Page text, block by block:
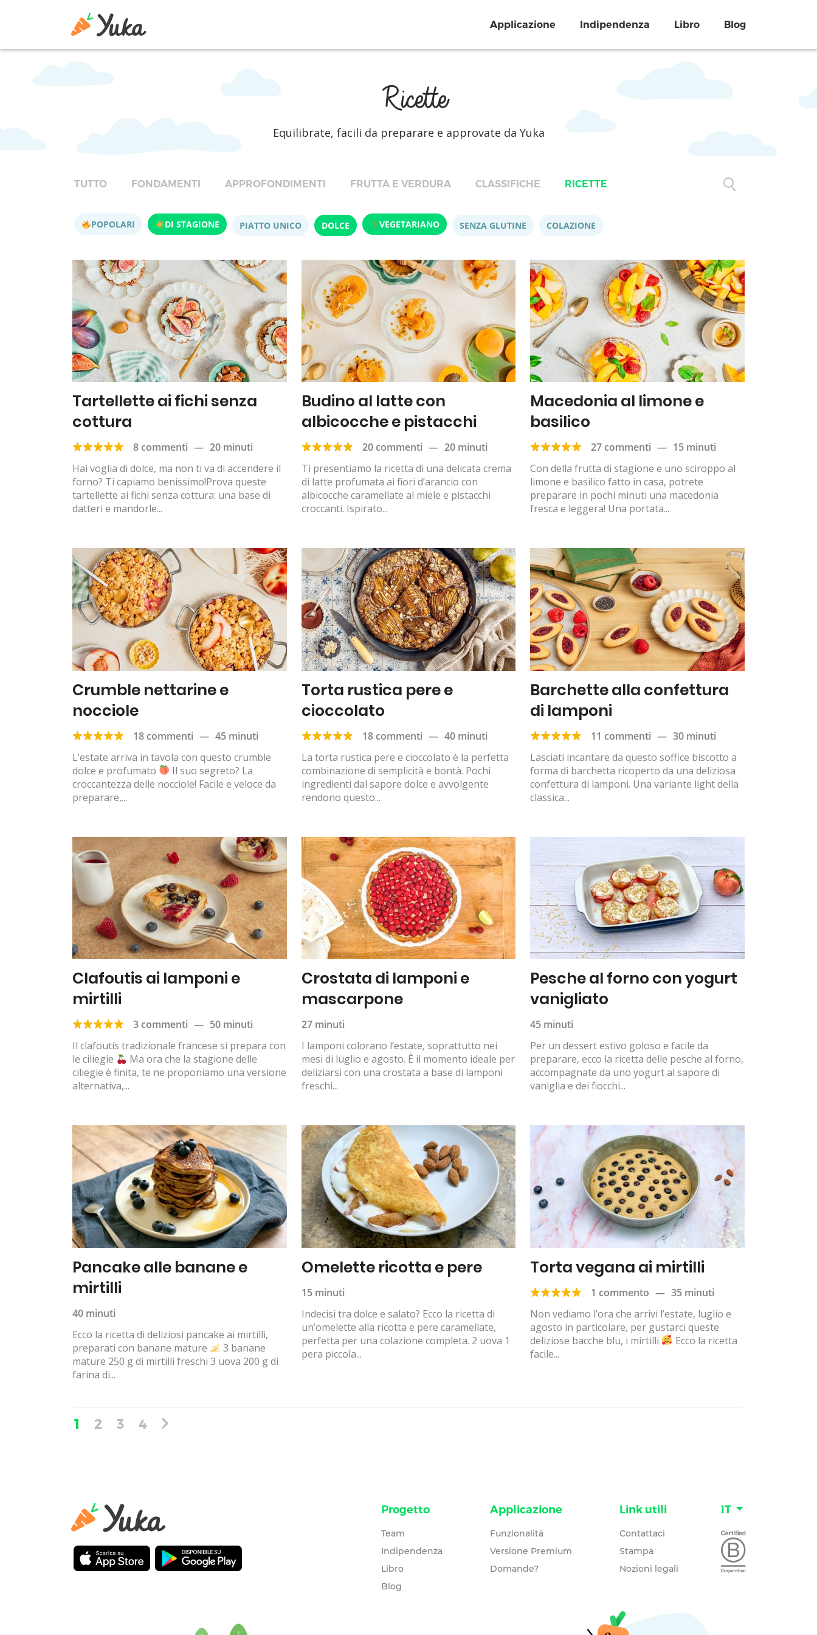
Applicazione Indipendenza Libro Blog
Ricette
Equilibrate, facili da preparare e approvate da Yuka
TUTTO FONDAMENTI APPROFONDIMENTI FRUTTA E VERDURA CLASSIFICHE RICETTE
POPOLARI DI STAGIONE PIATTO UNICO DOLCE VEGETARIANO SENZA GLUTINE COLAZIONE
Tartellette ai fichi senza
cottura
8 commenti — 20 minuti
Hai voglia di dolce, ma non ti va di accendere il
forno? Ti capiamo benissimo!Prova queste
tartellette ai fichi senza cottura: una base di
datteri e mandorle...
Budino al latte con
albicocche e pistacchi
20 commenti — 20 minuti
Ti presentiamo la ricetta di una delicata crema
di latte profumata ai fiori d’arancio con
albicocche caramellate al miele e pistacchi
croccanti. Ispirato...
Macedonia al limone e
basilico
27 commenti — 15 minuti
Con della frutta di stagione e uno sciroppo al
limone e basilico fatto in casa, potrete
preparare in pochi minuti una macedonia
fresca e leggera! Una portata...
Crumble nettarine e
nocciole
18 commenti — 45 minuti
L’estate arriva in tavola con questo crumble
dolce e profumato
Il suo segreto? La
croccantezza delle nocciole! Facile e veloce da
preparare,...
Torta rustica pere e
cioccolato
18 commenti — 40 minuti
La torta rustica pere e cioccolato è la perfetta
combinazione di semplicità e bontà. Pochi
ingredienti dal sapore dolce e avvolgente
rendono questo...
Barchette alla confettura
di lamponi
11 commenti — 30 minuti
Lasciati incantare da questo soffice biscotto a
forma di barchetta ricoperto da una deliziosa
confettura di lamponi. Una variante light della
classica...
Clafoutis ai lamponi e
mirtilli
3 commenti — 50 minuti
Il clafoutis tradizionale francese si prepara con
le ciliegie
Ma ora che la stagione delle
ciliegie è finita, te ne proponiamo una versione
alternativa,...
Crostata di lamponi e
mascarpone
27 minuti
I lamponi colorano l’estate, soprattutto nei
mesi di luglio e agosto. È il momento ideale per
deliziarsi con una crostata a base di lamponi
freschi...
Pesche al forno con yogurt
vanigliato
45 minuti
Per un dessert estivo goloso e facile da
preparare, ecco la ricetta delle pesche al forno,
accompagnate da uno yogurt al sapore di
vaniglia e dei fiocchi...
Pancake alle banane e
mirtilli
40 minuti
Ecco la ricetta di deliziosi pancake ai mirtilli,
preparati con banane mature
3 banane
mature 250 g di mirtilli freschi 3 uova 200 g di
farina di...
Omelette ricotta e pere
15 minuti
Indecisi tra dolce e salato? Ecco la ricetta di
un’omelette alla ricotta e pere caramellate,
perfetta per una colazione completa. 2 uova 1
pera piccola...
Torta vegana ai mirtilli
1 commento — 35 minuti
Non vediamo l’ora che arrivi l’estate, luglio e
agosto in particolare, per gustarci queste
deliziose bacche blu, i mirtilli
Ecco la ricetta
facile...
1 2 3 4
Progetto
Team
Indipendenza
Libro
Blog
Applicazione
Funzionalità
Versione Premium
Domande?
Link utili
Contattaci
Stampa
Nozioni legali
IT